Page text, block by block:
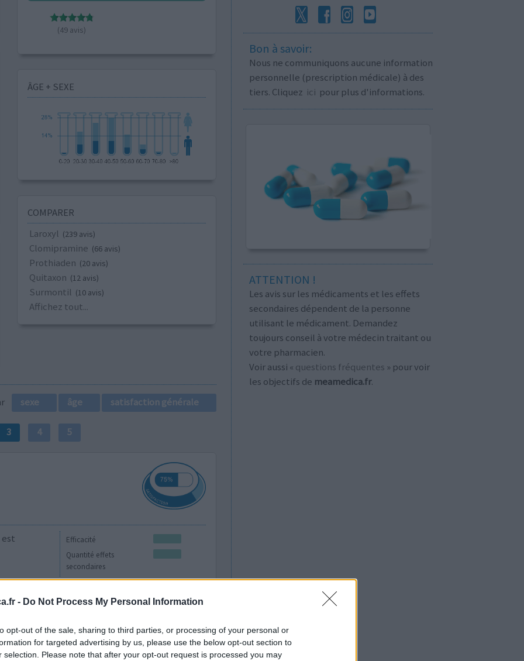
- Do Not Process My Personal Information
opt-out of the sale, sharing to third parties, or processing of your personal or
for targeted advertising by us, please use the below opt-out section to
selection. Please note that after your opt-out request is processed you may
(49 avis)
ÂGE + SEXE
COMPARER
Laroxyl (239 avis)
Clomipramine (66 avis)
Prothiaden (20 avis)
Quitaxon (12 avis)
Surmontil (10 avis)
Affichez tout...
sexe âge satisfaction générale
3 4 5
Efficacité
Quantité effets
secondaires
est
0 réactions
Bon à savoir:
Nous ne communiquons aucune information
personnelle (prescription médicale) à des
tiers. Cliquez ici pour plus d'informations.
ATTENTION !
Les avis sur les médicaments et les effets
secondaires dépendent de la personne
utilisant le médicament. Demandez
toujours conseil à votre médecin traitant ou
votre pharmacien.
Voir aussi « questions fréquentes » pour voir
les objectifs de meamedica.fr.